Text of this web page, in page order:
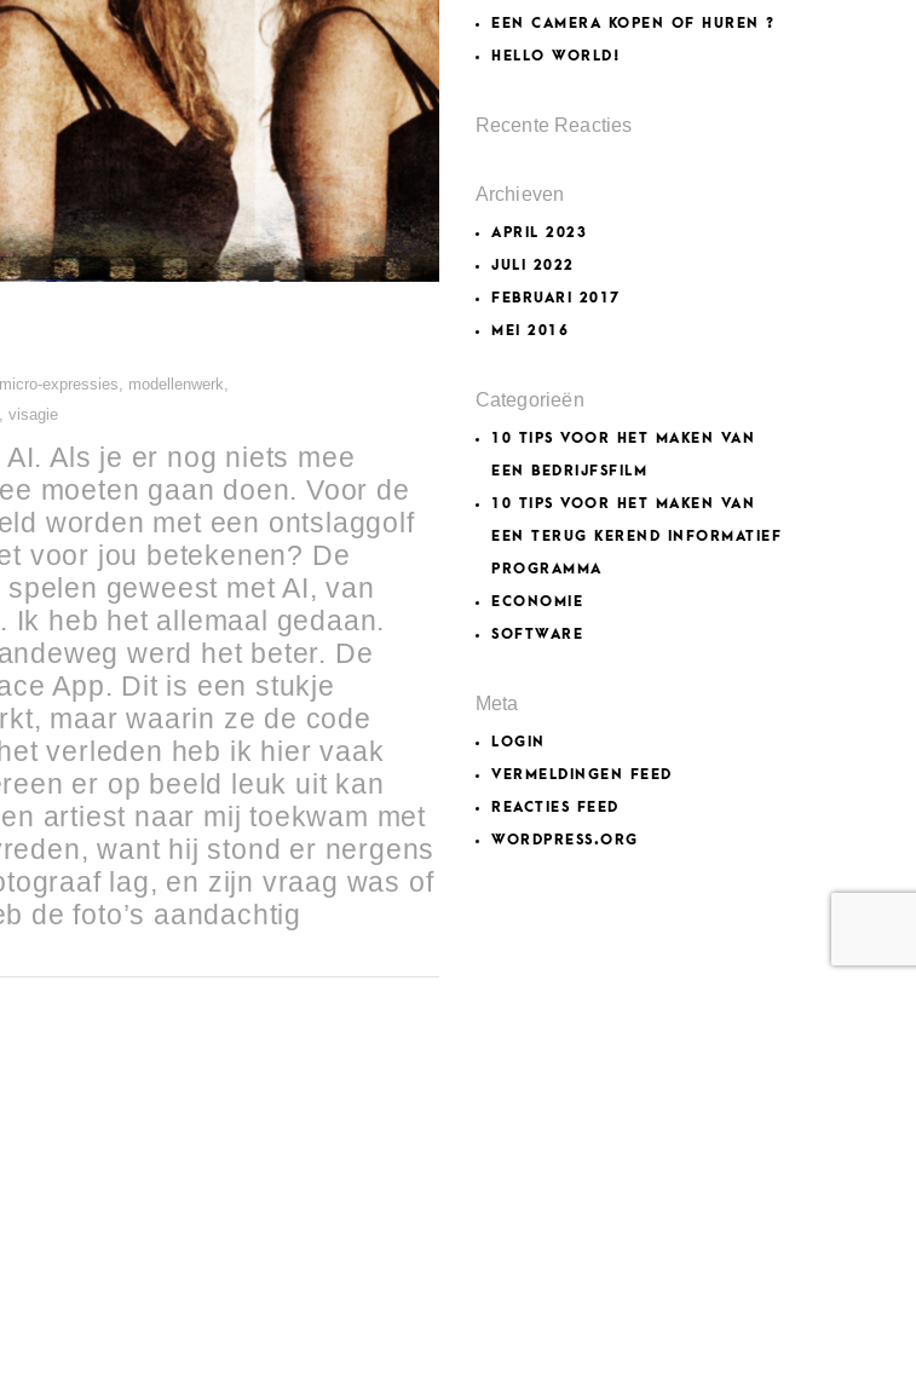
micro-expressies modellenwerk
visagie
Als je er nog niets mee
moeten gaan doen. Voor de
worden met een ontslaggolf
voor jou betekenen? De
geweest met AI, van
heb het allemaal gedaan.
werd het beter. De
App. Dit is een stukje
maar waarin ze de code
verleden heb ik hier vaak
er op beeld leuk uit kan
artiest naar mij toekwam met
want hij stond er nergens
lag, en zijn vraag was of
de foto’s aandachtig
EEN CAMERA KOPEN OF HUREN ?
HELLO WORLD!
Recente Reacties
Archieven
APRIL 2023
JULI 2022
FEBRUARI 2017
MEI 2016
Categorieën
10 TIPS VOOR HET MAKEN VAN
EEN BEDRIJFSFILM
10 TIPS VOOR HET MAKEN VAN
EEN TERUG KEREND INFORMATIEF
PROGRAMMA
ECONOMIE
SOFTWARE
Meta
LOGIN
VERMELDINGEN FEED
REACTIES FEED
WORDPRESS.ORG